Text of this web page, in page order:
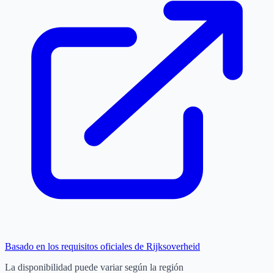
Basado en los requisitos oficiales de Rijksoverheid
La disponibilidad puede variar según la región